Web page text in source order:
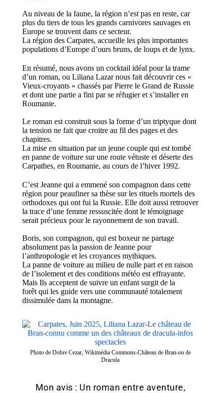
Au niveau de la faune, la région n’est pas en reste, car
plus du tiers de tous les grands carnivores sauvages en
Europe se trouvent dans ce secteur.
La région des Carpates, accueille les plus importantes
populations d’Europe d’ours bruns, de loups et de lynx.
En résumé, nous avons un cocktail idéal pour la trame
d’un roman, ou Liliana Lazar nous fait découvrir ces «
Vieux-croyants » chassés par Pierre le Grand de Russie
et dont une partie a fini par se réfugier et s’installer en
Roumanie.
Le roman est construit sous la forme d’un triptyque dont
la tension ne fait que croitre au fil des pages et des
chapitres.
La mise en situation par un jeune couplequi esttombé
en panne de voiture sur une routevétuste etdéserte des
Carpathes, en Roumanie, au cours de l’hiver 1992.
C’est Jeanne qui a emmené son compagnon dans cette
région pourpeaufinersa thèse sur les rituels mortels des
orthodoxes qui ont fui la Russie. Elle doit aussi retrouver
la trace d’une femme ressuscitée dont le témoignage
serait précieux pour le rayonnement de son travail.
Boris, son compagnon, qui estboxeur ne partage
absolument pas la passion de Jeannepour
l’anthropologie et les croyances mythiques.
La panne de voiture au milieu de nulle part et en raison
de l’isolement et des conditions météoest effrayante.
Mais Ils acceptent de suivre un enfant surgitde la
forêt qui les guide vers une communauté totalement
dissimulée dans la montagne.
Photo de Dobre Cezar, Wikimédia Commons-Château de Bran-ou de
Dracula
Mon avis : Un roman entre aventure,